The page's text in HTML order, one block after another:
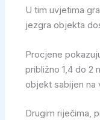
U tim uvjetima
jezgra objekta
Procjene
približno 1,4 do 2
objekt sabijen na
Drugim riječima,